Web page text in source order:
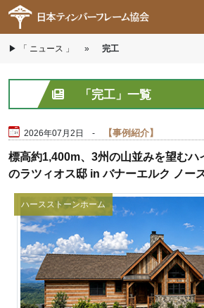
Skip to main content
▶ 「 ニュース 」 » 完工
「完工」一覧
2026年07月2日 - 事例紹介
標高約1,400m、3州の山並みを望むハ
のラツィオス邸 in バナーエルク ノー
ハースストーンホーム